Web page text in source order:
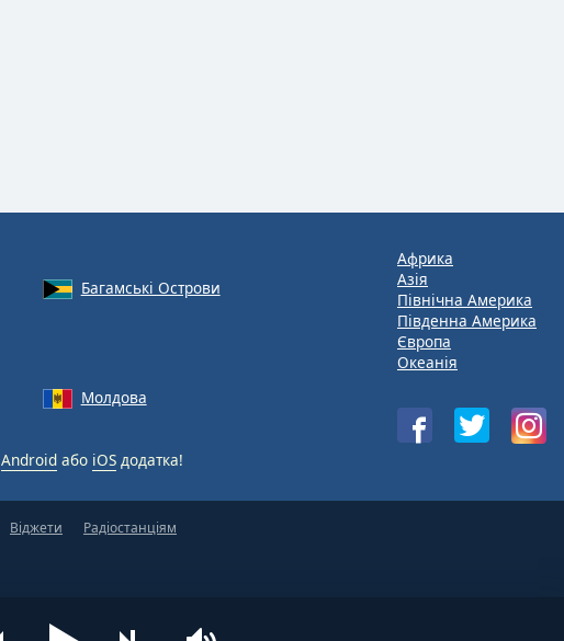
Багамські Острови
Молдова
Android або iOS додатка!
Африка
Азія
Північна Америка
Південна Америка
Європа
Океанія
Віджети Радіостанціям